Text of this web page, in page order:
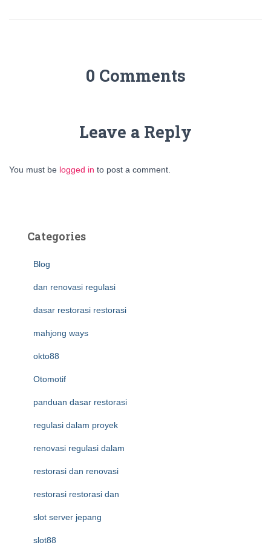
0 Comments
Leave a Reply
You must be logged in to post a comment.
Categories
Blog
dan renovasi regulasi
dasar restorasi restorasi
mahjong ways
okto88
Otomotif
panduan dasar restorasi
regulasi dalam proyek
renovasi regulasi dalam
restorasi dan renovasi
restorasi restorasi dan
slot server jepang
slot88